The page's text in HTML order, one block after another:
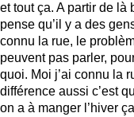
et tout ça. A partir de là
pense qu’il y a des
connu la rue, le
peuvent pas parler,
quoi. Moi j’ai connu la
différence aussi c’est
on a à manger l’hiver